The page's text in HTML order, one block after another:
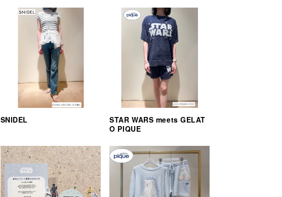
SNIDEL
STAR WARS meets GELAT
O PIQUE